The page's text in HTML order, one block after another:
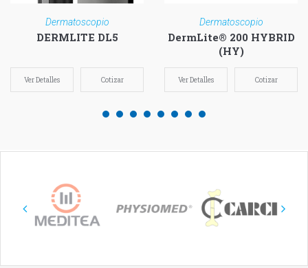
Dermatoscopio
DERMLITE DL5
Ver Detalles Cotizar
Dermatoscopio
DermLite® 200 HYBRID
(HY)
Ver Detalles Cotizar